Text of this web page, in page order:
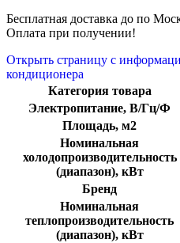
Бесплатная доставка до по
Оплата при получении!
Открыть страницу с
кондиционера
Категория товара
Электропитание, В/Гц/Ф
Площадь, м2
Номинальная
холодопроизводительность
(диапазон), кВт
Бренд
Номинальная
теплопроизводительность
(диапазон), кВт